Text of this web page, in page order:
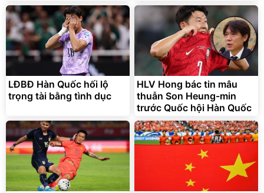
LĐBĐ Hàn Quốc hối lộ
trọng tài bằng tình dục
HLV Hong bác tin mâu
thuẫn Son Heung-min
trước Quốc hội Hàn Quốc